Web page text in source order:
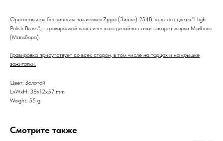
Оригинальная бензиновая зажигалка Zippo (Зиппо) 254B золотого цвета "High
Polish Brass", с гравировкой классического дизайна пачки сигарет марки Marlboro
(Мальборо).
Гравировка присутствует со всех сторон, в том числе на торцах и на крышке
зажигалки.
Цвет: Золотой
LxWxH: 38x12x57 mm
Weight: 55 g
Смотрите также